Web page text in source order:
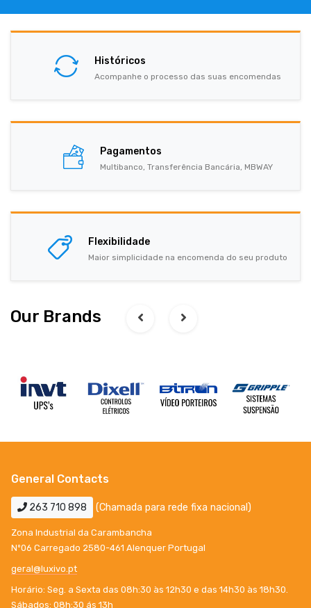
Históricos
Acompanhe o processo das suas encomendas
Pagamentos
Multibanco, Transferência Bancária, MBWAY
Flexibilidade
Maior simplicidade na encomenda do seu produto
Our Brands
General Contacts
263 710 898 (Chamada para rede fixa nacional)
Zona Industrial da Carambancha
Nº06 Carregado 2580-461 Alenquer Portugal
geral@luxivo.pt
Horário: Seg. a Sexta das 08h:30 às 12h30 e das 14h30 às 18h30.
Sábados: 08h:30 ás 13h